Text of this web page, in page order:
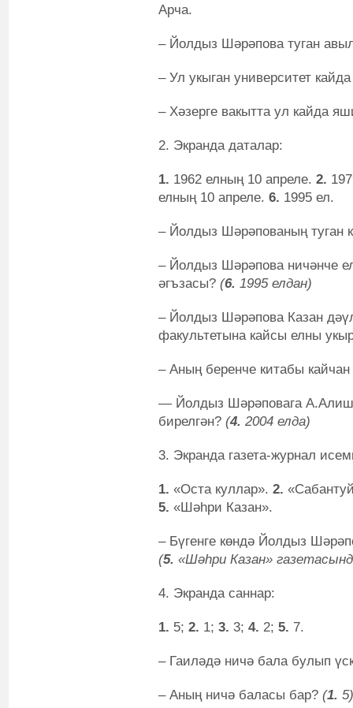
Арча.
– Йолдыз Шәрәпова туган
– Ул укыган университет
– Хәзерге вакытта ул кайда
2. Экранда даталар:
1. 1962 елның 10 апреле. 2.
елның 10 апреле. 6. 1995 ел.
– Йолдыз Шәрәпованың туган
– Йолдыз Шәрәпова ничәнче
әгъзасы? (6. 1995 елдан)
– Йолдыз Шәрәпова Казан
факультетына кайсы елны
– Аның беренче китабы
— Йолдыз Шәрәповага А.Алиш
бирелгән? (4. 2004 елда)
3. Экранда газета-журнал
1. «Оста куллар». 2.
5. «Шәһри Казан».
– Бүгенге көндә Йолдыз
(5. «Шәһри Казан»
4. Экранда саннар:
1. 5; 2. 1; 3. 3; 4. 2; 5. 7.
– Гаиләдә ничә бала булып
– Аның ничә баласы бар? (1. 5)